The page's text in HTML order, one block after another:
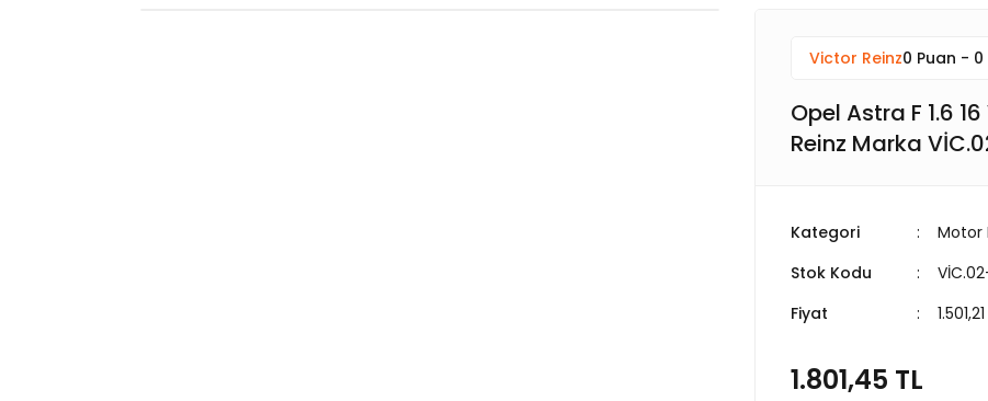
Victor Reinz0 Puan - 0
Opel Astra F 1.6
Reinz Marka
Kategori
Motor
Stok Kodu
Fiyat
1.801,45 TL